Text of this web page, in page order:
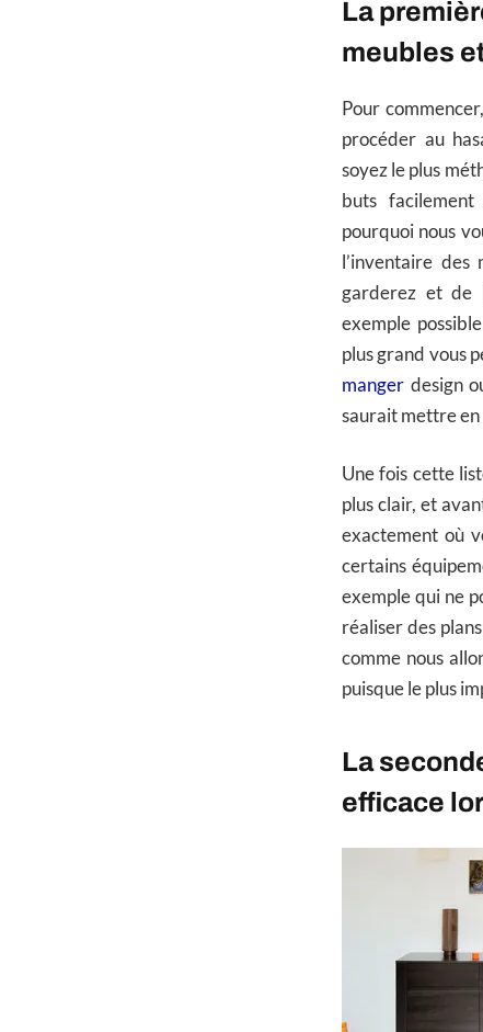
La
meubles
Pour
procéder au
soyez le plus
buts
pourquoi nous
l’inventaire
garderez et de
exemple
plus grand vous
manger design
saurait mettre
Une fois cette
plus clair, et
exactement où
certains
exemple qui ne
réaliser des
comme nous
puisque le plus
La
efficace